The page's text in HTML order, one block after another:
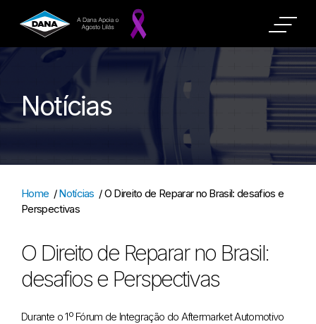
Notícias
Home /Notícias /O Direito de Reparar no Brasil: desafios e
Perspectivas
O Direito de Reparar no Brasil:
desafios e Perspectivas
Durante o 1º Fórum de Integração do Aftermarket Automotivo